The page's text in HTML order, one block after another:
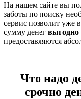
На нашем сайте вы
заботы по поиску
сервис позволит уже
сумму денег выгодно
предоставляются
Что надо
срочно